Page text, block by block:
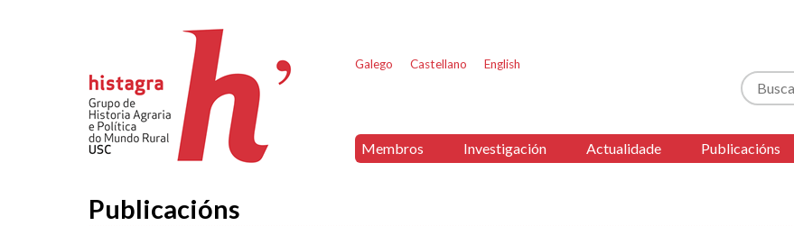
Galego Castellano English
Buscar
Membros Investigación Actualidade Publicacións
Publicacións